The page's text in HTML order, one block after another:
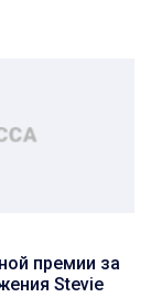
премии за
Stevie